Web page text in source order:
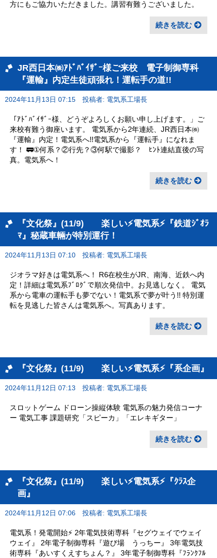
方にもご協力いただきました。講習有難うございました。
続きを読む
JR西日本㈱ｱﾄﾞﾊﾞｲｻﾞｰ様ご来校 電子制御専科
『運輸』内定生徒頑張れ！運転手の道!!
2024年11月13日 07:15 投稿者: 電気系工場長
「ｱﾄﾞﾊﾞｲｻﾞｰ様、どうぞよろしくお願い申し上げます。」ご
来校有難う御座います。 電気系から2年連続、JR西日本㈱
『運輸』内定！電気系へ!!電気系から『運転手』になれま
す！ 🚃①何系？②行先？③何駅で撮影？ ﾋﾝﾄ連結直後の写
真。電気系へ！
続きを読む
『文化祭』(11/9) 楽しい⚡電気系⚡『鉄道ｼﾞｵﾗ
ﾏ』秘蔵車輛が特別運行！
2024年11月13日 07:10 投稿者: 電気系工場長
ジオラマ好きは電気系へ！ R6在校生がJR、南海、近鉄へ内
定！詳細は電気系ﾌﾞﾛｸﾞで順次発信中。お見逃しなく。 電気
系から電車の運転手も夢でない！電気系で夢が叶う!! 特別運
転を見逃した皆さんは電気系へ。写真あります。
続きを読む
『文化祭』(11/9) 楽しい⚡電気系⚡『系企画』
2024年11月12日 07:13 投稿者: 電気系工場長
スロットゲーム ドローン操縦体験 電気系の魅力発信コーナ
ー 電気工事 課題研究「スピーカ」「エレキギター」
続きを読む
『文化祭』(11/9) 楽しい⚡電気系⚡『ｸﾗｽ企
画』
2024年11月12日 07:06 投稿者: 電気系工場長
電気系！発電開始⚡ 2年電気技術専科『セグウェイでウェイ
ウェイ』 2年電子制御専科『遊び場 うっちー』 3年電気技
術専科『あいすくえすちょん？』 3年電子制御専科『ﾌﾗﾝｸﾌﾙ